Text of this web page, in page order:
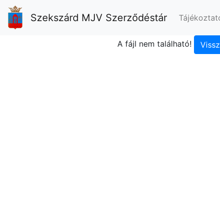
Szekszárd MJV Szerződéstár
A fájl nem található!